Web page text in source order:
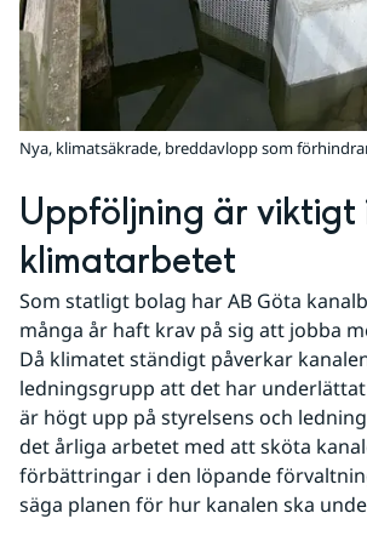
Nya, klimatsäkrade, breddavlopp som
Uppföljning är viktigt
klimatarbetet
Som statligt bolag har AB Göta
många år haft krav på sig att jobba
Då klimatet ständigt påverkar
ledningsgrupp att det har
är högt upp på styrelsens och
det årliga arbetet med att sköta
förbättringar i den löpande
säga planen för hur kanalen ska